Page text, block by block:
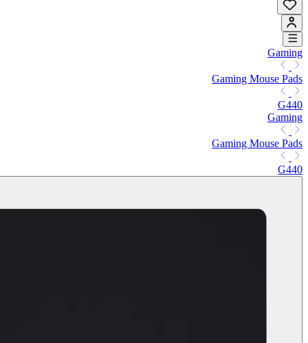
Gaming
Gaming Mouse Pads
G440
Gaming
Gaming Mouse Pads
G440